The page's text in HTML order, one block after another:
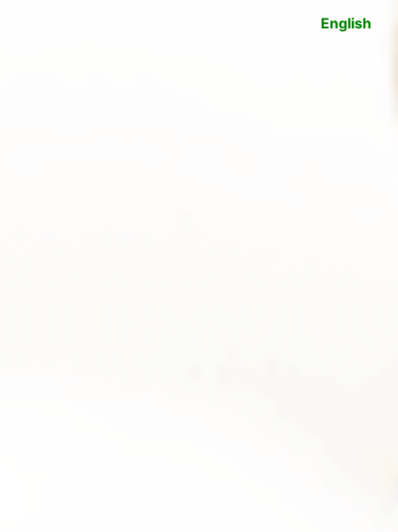
English